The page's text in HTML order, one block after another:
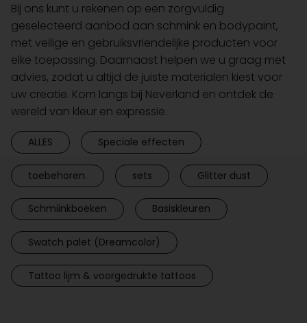
Bij ons kunt u rekenen op een zorgvuldig
geselecteerd aanbod aan schmink en bodypaint,
met veilige en gebruiksvriendelijke producten voor
elke toepassing. Daarnaast helpen we u graag met
advies, zodat u altijd de juiste materialen kiest voor
uw creatie. Kom langs bij Neverland en ontdek de
wereld van kleur en expressie.
ALLES Speciale effecten
toebehoren. sets Glitter dust
Schmiinkboeken Basiskleuren
Swatch palet (Dreamcolor)
Tattoo lijm & voorgedrukte tattoos